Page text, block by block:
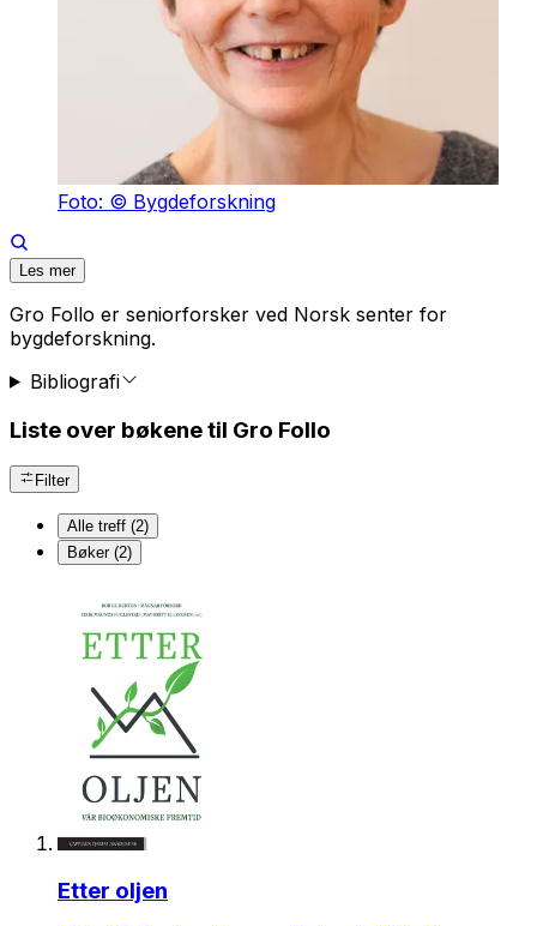
Foto: © Bygdeforskning
Les mer
Gro Follo er seniorforsker ved Norsk senter for
bygdeforskning.
Bibliografi
Liste over bøkene til Gro Follo
Filter
Alle treff (2)
Bøker (2)
Etter oljen